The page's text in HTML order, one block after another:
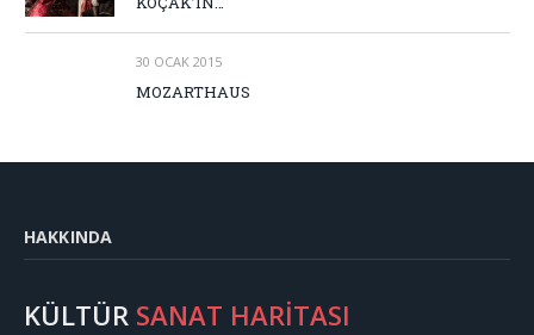
30 OCAK 2015
MOZARTHAUS
HAKKINDA
KÜLTÜR SANAT HARİTASI